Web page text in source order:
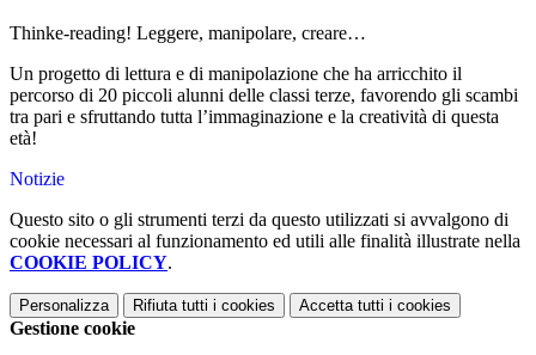
Thinke-reading! Leggere, manipolare, creare…
Un progetto di lettura e di manipolazione che ha arricchito il
percorso di 20 piccoli alunni delle classi terze, favorendo gli scambi
tra pari e sfruttando tutta l’immaginazione e la creatività di questa
età!
Notizie
Questo sito o gli strumenti terzi da questo utilizzati si avvalgono di
cookie necessari al funzionamento ed utili alle finalità illustrate nella
COOKIE POLICY.
Personalizza Rifiuta tutti i cookies Accetta tutti i cookies
Gestione cookie